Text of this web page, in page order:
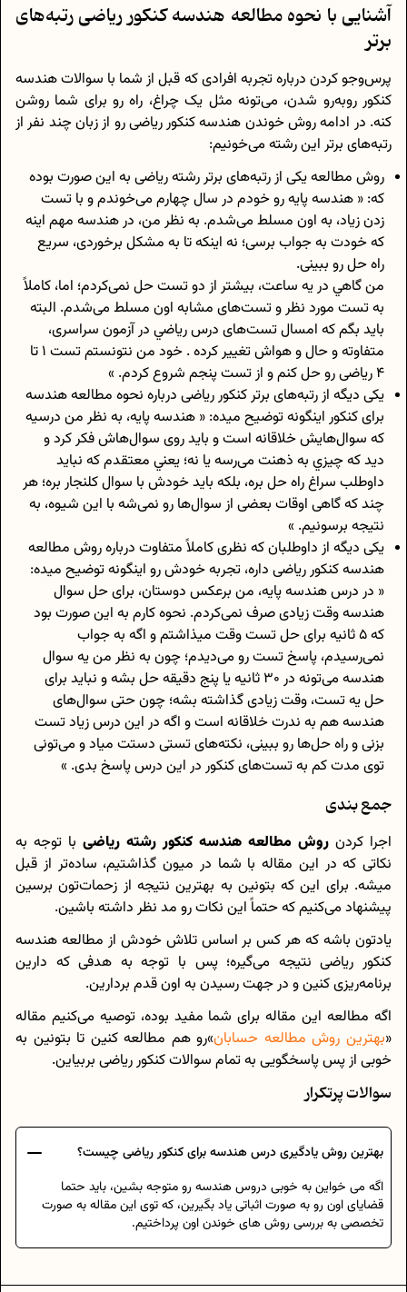
آشنایی با نحوه مطالعه هندسه کنکور ریاضی رتبه‌های
برتر
پرس‌وجو کردن درباره تجربه افرادی که قبل از شما با سوالات هندسه
کنکور روبه‌رو شدن، می‌تونه مثل یک چراغ، راه رو برای شما روشن
کنه. در ادامه روش خوندن هندسه کنکور ریاضی رو از زبان چند نفر از
رتبه‌های برتر این رشته می‌خونیم:
روش مطالعه یکی از رتبه‌های برتر رشته ریاضی به این صورت بوده
که: « هندسه پايه رو خودم در سال چهارم می‌خوندم و با تست
زدن زياد، به اون مسلط می‌شدم. به نظر من، در هندسه مهم اينه
که خودت به جواب برسی؛ نه اينکه تا به مشکل برخوردی، سريع
راه حل رو ببينی.
من گاهي در يه ساعت، بيشتر از دو تست حل نمی‌کردم؛ اما، کاملاً
به تست مورد نظر و تست‌های مشابه اون مسلط می‌شدم. البته
بايد بگم که امسال تست‌های درس رياضي در آزمون سراسری،
متفاوته و حال و هواش تغيير کرده . خود من نتونستم تست ۱ تا
۴ رياضی رو حل کنم و از تست پنجم شروع کردم. »
یکی دیگه از رتبه‌‌های برتر کنکور ریاضی درباره نحوه مطالعه هندسه
برای کنکور اینگونه توضیح میده: « هندسه پايه، به نظر من درسیه
که سوال‌هايش خلاقانه است و بايد روی سوال‌هاش فکر کرد و
ديد که چيزي به ذهنت می‌رسه يا نه؛ يعني معتقدم که نبايد
داوطلب سراغ راه حل بره، بلکه بايد خودش با سوال کلنجار بره؛ هر
چند که گاهی اوقات بعضی از سوال‌ها رو نمی‌شه با اين شيوه، به
نتيجه برسونیم. »
یکی دیگه از داوطلبان که نظری کاملاً متفاوت درباره روش مطالعه
هندسه کنکور ریاضی داره، تجربه خودش رو اینگونه توضیح میده:
« در درس هندسه پايه، من برعکس دوستان، برای حل سوال
هندسه وقت زيادی صرف نمی‌کردم. نحوه کارم به اين صورت بود
که ۵ ثانيه برای حل تست وقت میذاشتم و اگه به جواب
نمی‌رسيدم، پاسخ تست رو می‌ديدم؛ چون به نظر من يه سوال
هندسه می‌تونه در ۳۰ ثانيه يا پنج دقيقه حل بشه و نبايد برای
حل يه تست، وقت زيادی گذاشته بشه؛ چون حتی سوال‌های
هندسه هم به ندرت خلاقانه است و اگه در اين درس زياد تست
بزنی و راه حل‌ها رو ببينی، نکته‌های تستی دستت میاد و می‌تونی
توی مدت کم به تست‌های کنکور در اين درس پاسخ بدی. »
جمع بندی
اجرا کردن روش مطالعه هندسه کنکور رشته ریاضی با توجه به
نکاتی که در این مقاله با شما در میون گذاشتیم، ساده‌تر از قبل
میشه. برای این که بتونین به بهترین نتیجه از زحمات‌تون برسین
پیشنهاد می‌کنیم که حتماً این نکات رو مد نظر داشته باشین.
یادتون باشه که هر کس بر اساس تلاش خودش از مطالعه هندسه
کنکور ریاضی نتیجه می‌گیره؛ پس با توجه به هدفی که دارین
برنامه‌ریزی کنین و در جهت رسیدن به اون قدم بردارین.
اگه مطالعه این مقاله برای شما مفید بوده، توصیه می‌کنیم مقاله
«بهترین روش مطالعه حسابان»رو هم مطالعه کنین تا بتونین به
خوبی از پس پاسخگویی به تمام سوالات کنکور ریاضی بربیاین.
سوالات پرتکرار
بهترین روش یادگیری درس هندسه برای کنکور ریاضی چیست؟
اگه می خواین به خوبی دروس هندسه رو متوجه بشین، باید حتما
قضایای اون رو به صورت اثباتی یاد بگیرین، که توی این مقاله به صورت
تخصصی به بررسی روش های خوندن اون پرداختیم.